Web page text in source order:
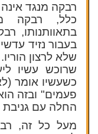
רבקה מנגד
כלל, רבקה
בתאוותנותו,
בעבור נזיד
שלא לרצון
שרוכש עשיו
כשעשיו אומר
פעמים" ובזה
החלה עם גניבת
מעל כל זה,